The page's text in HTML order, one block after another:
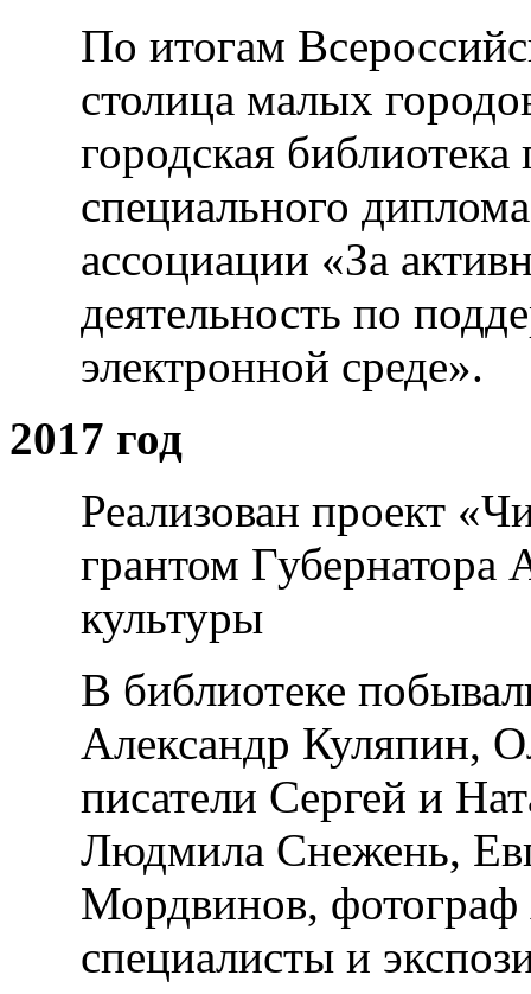
По итогам
столица малых
городская
специального
ассоциации «За
деятельность по
электронной среде».
2017 год
Реализован проект
грантом Губернатора
культуры
В библиотеке
Александр Куляпин,
писатели Сергей и
Людмила Снежень,
Мордвинов, фотограф
специалисты и